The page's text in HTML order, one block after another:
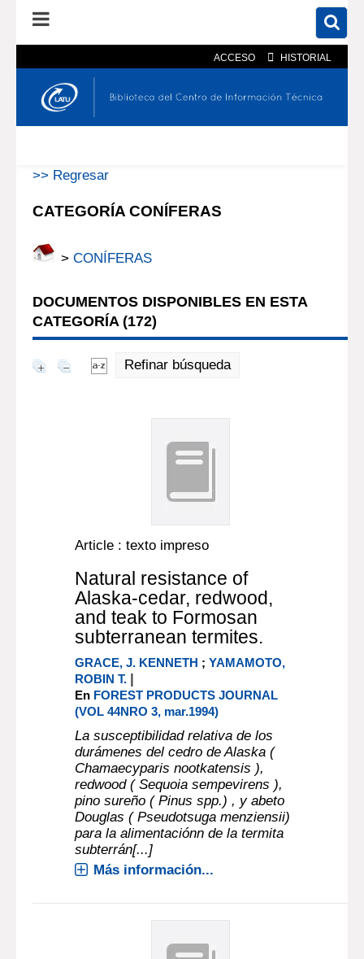
ACCESO HISTORIAL
En el catálogo En el sitio
>> Regresar
CATEGORÍA CONÍFERAS
> CONÍFERAS
DOCUMENTOS DISPONIBLES EN ESTA
CATEGORÍA (172)
Refinar búsqueda
Article : texto impreso
Natural resistance of
Alaska-cedar, redwood,
and teak to Formosan
subterranean termites.
GRACE, J. KENNETH ;YAMAMOTO,
ROBIN T. |
En FOREST PRODUCTS JOURNAL
(VOL 44NRO 3, mar.1994)
La susceptibilidad relativa de los
durámenes del cedro de Alaska (
Chamaecyparis nootkatensis ),
redwood ( Sequoia sempevirens ),
pino sureño ( Pinus spp.) , y abeto
Douglas ( Pseudotsuga menziensii)
para la alimentaciónn de la termita
subterrán[...]
Más información...